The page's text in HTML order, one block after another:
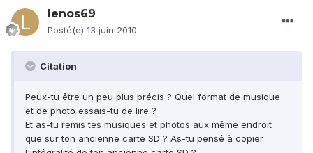
lenos69
Posté(e) 13 juin 2010
Citation
Peux-tu être un peu plus précis ? Quel format de musique
et de photo essais-tu de lire ?
Et as-tu remis tes musiques et photos aux même endroit
que sur ton ancienne carte SD ? As-tu pensé à copier